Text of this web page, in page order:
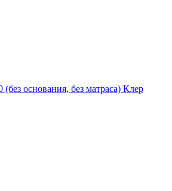
основания, без матраса) Клер